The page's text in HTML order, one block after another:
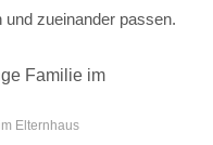
und zueinander passen.
Elternhaus